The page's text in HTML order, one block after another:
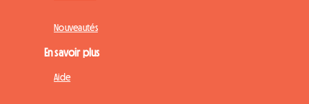
Nouveautés
En savoir plus
Aide